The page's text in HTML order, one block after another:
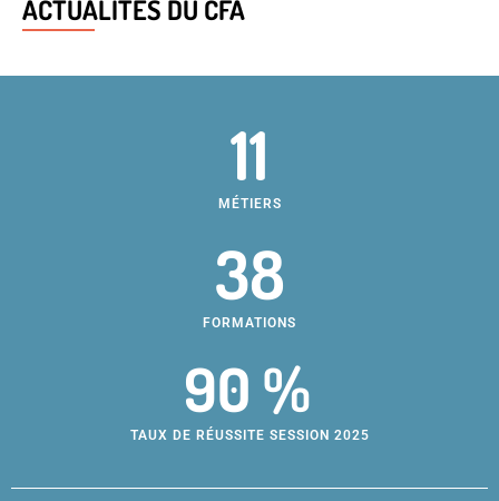
ACTUALITÉS DU CFA
11
MÉTIERS
38
FORMATIONS
90 %
TAUX DE RÉUSSITE SESSION 2025